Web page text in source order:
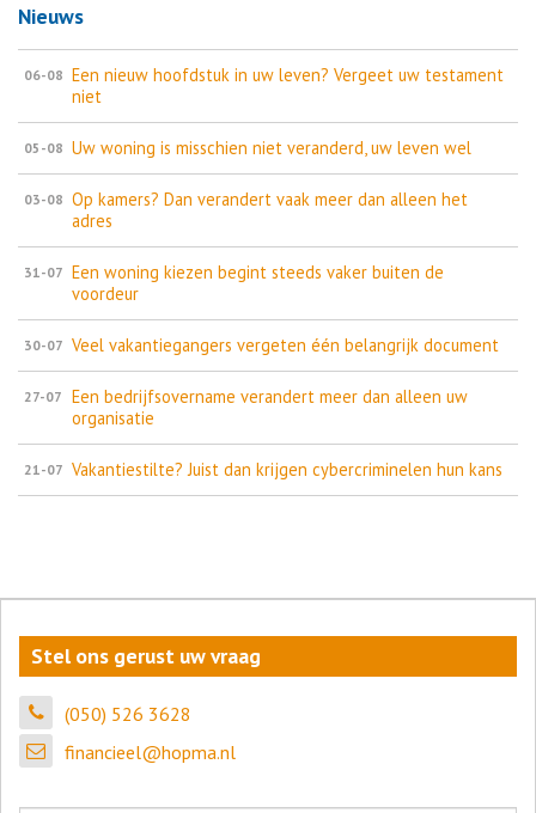
Nieuws
06-08 Een nieuw hoofdstuk in uw leven? Vergeet uw testament
niet
05-08 Uw woning is misschien niet veranderd, uw leven wel
03-08 Op kamers? Dan verandert vaak meer dan alleen het
adres
31-07 Een woning kiezen begint steeds vaker buiten de
voordeur
30-07 Veel vakantiegangers vergeten één belangrijk document
27-07 Een bedrijfsovername verandert meer dan alleen uw
organisatie
21-07 Vakantiestilte? Juist dan krijgen cybercriminelen hun kans
Stel ons gerust uw vraag
(050) 526 3628
financieel@hopma.nl